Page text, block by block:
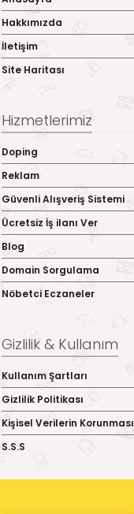
Hakkımızda
İletişim
Site Haritası
Hizmetlerimiz
Doping
Reklam
Güvenli Alışveriş Sistemi
Ücretsiz İş ilanı Ver
Blog
Domain Sorgulama
Nöbetci Eczaneler
Gizlilik & Kullanım
Kullanım Şartları
Gizlilik Politikası
Kişisel Verilerin Korunması
S.S.S